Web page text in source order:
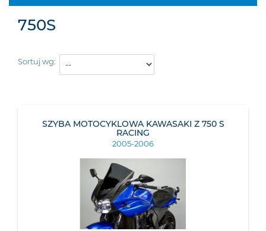
750S
Sortuj wg:
SZYBA MOTOCYKLOWA KAWASAKI Z 750 S
RACING
2005-2006